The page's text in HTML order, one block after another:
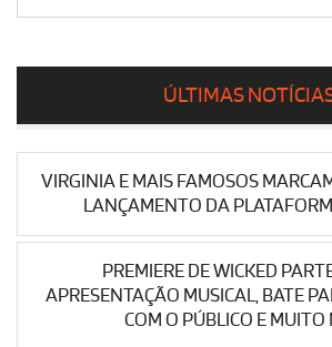
ÚLTIMAS
VIRGINIA E MAIS FAMOSOS
LANÇAMENTO DA
PREMIERE DE WICKED
APRESENTAÇÃO MUSICAL, BATE
COM O PÚBLICO E MUITO